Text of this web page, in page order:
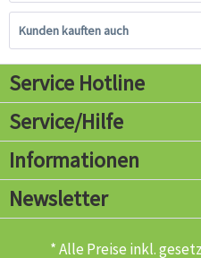
Kunden kauften auch
Service Hotline
Service/Hilfe
Informationen
Newsletter
* Alle Preise inkl.